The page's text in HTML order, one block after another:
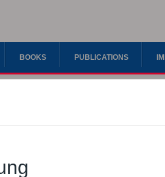
BOOKS PUBLICATIONS